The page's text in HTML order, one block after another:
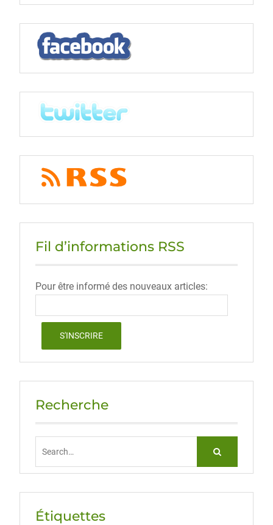
Fil d’informations RSS
Pour être informé des nouveaux articles:
Recherche
Étiquettes